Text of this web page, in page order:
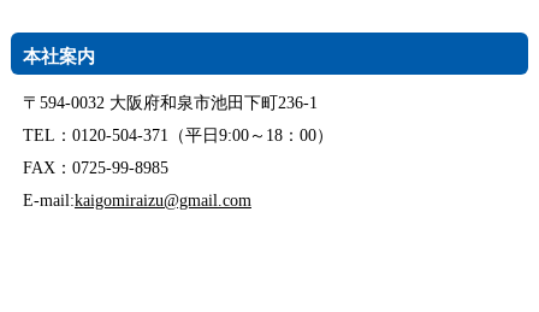
本社案内
〒594-0032 大阪府和泉市池田下町236-1
TEL：0120-504-371（平日9:00～18：00）
FAX：0725-99-8985
E-mail:kaigomiraizu@gmail.com